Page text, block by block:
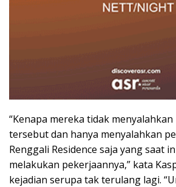
“Kenapa mereka tidak
tersebut dan hanya menyalahkan
Renggali Residence saja yang saat
melakukan pekerjaannya,” kata
kejadian serupa tak terulang lagi.